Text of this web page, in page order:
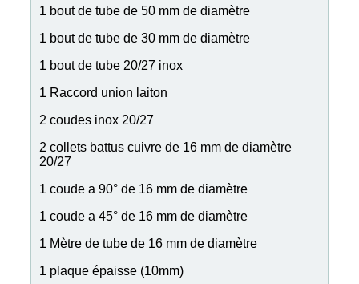
1 bout de tube de 50 mm de diamètre
1 bout de tube de 30 mm de diamètre
1 bout de tube 20/27 inox
1 Raccord union laiton
2 coudes inox 20/27
2 collets battus cuivre de 16 mm de diamètre
20/27
1 coude a 90° de 16 mm de diamètre
1 coude a 45° de 16 mm de diamètre
1 Mètre de tube de 16 mm de diamètre
1 plaque épaisse (10mm)